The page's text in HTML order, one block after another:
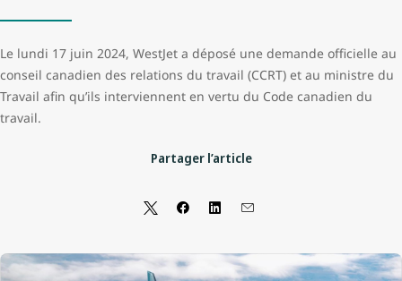
Le lundi 17 juin 2024, WestJet a déposé une demande officielle au
conseil canadien des relations du travail (CCRT) et au ministre du
Travail afin qu’ils interviennent en vertu du Code canadien du
travail.
Partager l’article